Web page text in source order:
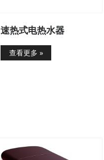
速热式电热水器
查看更多 »